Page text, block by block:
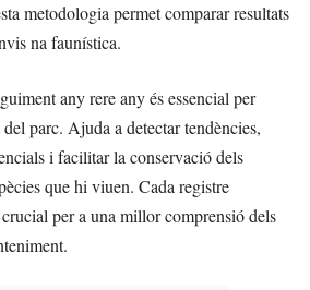
metodologia permet comparar resultats
na faunística.
any rere any és essencial per
parc. Ajuda a detectar tendències,
i facilitar la conservació dels
que hi viuen. Cada registre
per a una millor comprensió dels